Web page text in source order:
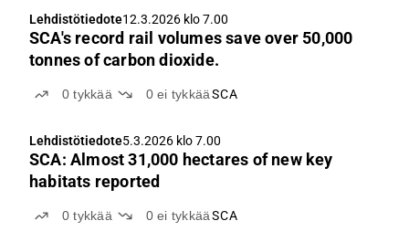
Lehdistötiedote12.3.2026 klo 7.00
SCA's record rail volumes save over 50,000
tonnes of carbon dioxide.
0tykkää 0ei tykkääSCA
Lehdistötiedote5.3.2026 klo 7.00
SCA: Almost 31,000 hectares of new key
habitats reported
0tykkää 0ei tykkääSCA